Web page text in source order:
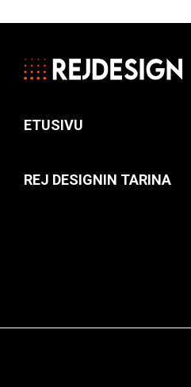
ETUSIVU
REJ DESIGNIN TARINA